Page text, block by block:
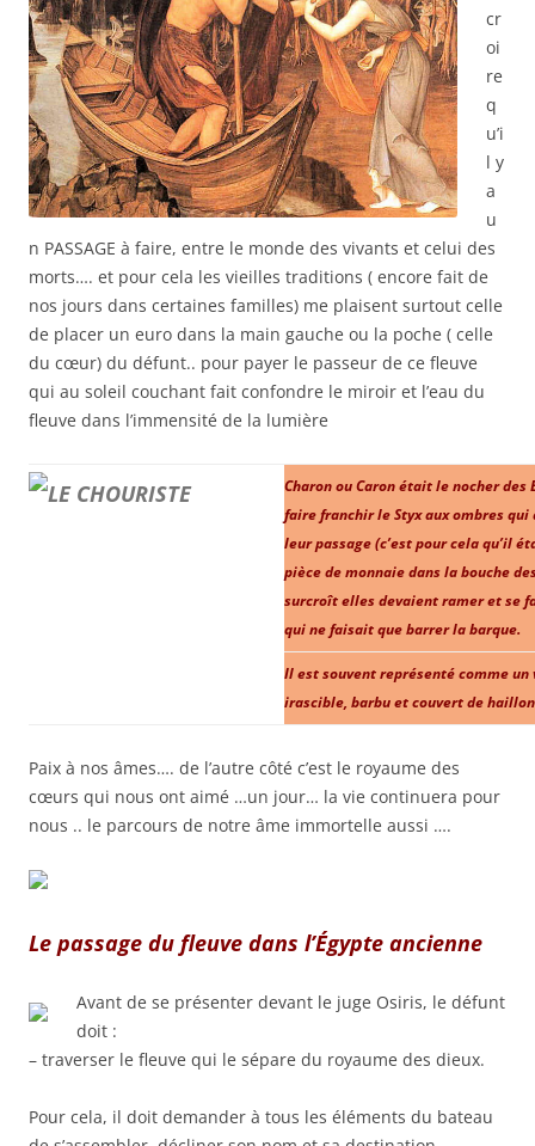
cr
oi
re
q
u’i
l y
a
u
n PASSAGE à faire, entre le monde des vivants et celui des
morts…. et pour cela les vieilles traditions ( encore fait de
nos jours dans certaines familles) me plaisent surtout celle
de placer un euro dans la main gauche ou la poche ( celle
du cœur) du défunt.. pour payer le passeur de ce fleuve
qui au soleil couchant fait confondre le miroir et l’eau du
fleuve dans l’immensité de la lumière
Charon ou Caron était le nocher
faire franchir le Styx aux ombres
leur passage (c’est pour cela qu’il
pièce de monnaie dans la bouche
surcroît elles devaient ramer et se
qui ne faisait que barrer la barque.
Il est souvent représenté comme
irascible, barbu et couvert de
Paix à nos âmes…. de l’autre côté c’est le royaume des
cœurs qui nous ont aimé …un jour… la vie continuera pour
nous .. le parcours de notre âme immortelle aussi ….
Le passage du fleuve dans l’Égypte ancienne
Avant de se présenter devant le juge Osiris, le défunt
doit :
– traverser le fleuve qui le sépare du royaume des dieux.
Pour cela, il doit demander à tous les éléments du bateau